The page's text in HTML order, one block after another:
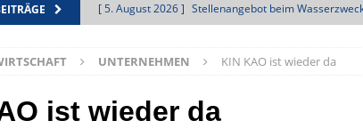
[ 5. August 2026 ] Stellenangebot beim
[ 5. August 2026 ]
Feuerwehr Pappenheim im
Zementwerk
EHRENAMT
UNTERNEHMEN KIN KAO ist wieder da
ist wieder da